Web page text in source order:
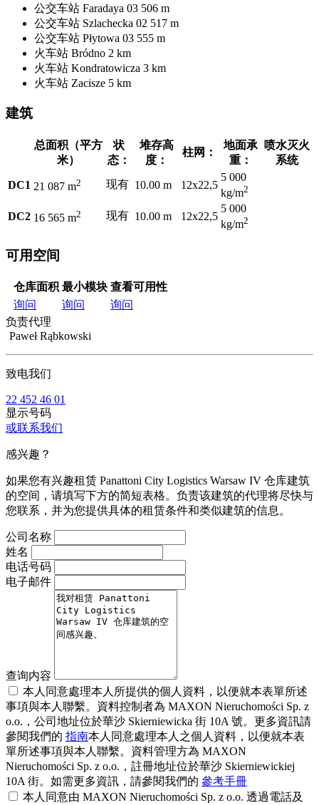
公交车站 Faradaya 03 506 m
公交车站 Szlachecka 02 517 m
公交车站 Płytowa 03 555 m
火车站 Bródno 2 km
火车站 Kondratowicza 3 km
火车站 Zacisze 5 km
建筑
总面积（平方
米）
状
态：
堆存高
度：
柱网：
地面承
重：
喷水灭火
系统
DC1 21 087 m2 现有 10.00 m 12x22,5
5 000
kg/m2
DC2 16 565 m2 现有 10.00 m 12x22,5
5 000
kg/m2
可用空间
仓库面积 最小模块 查看可用性
询问
询问
询问
负责代理
Paweł Rąbkowski
致电我们
22 452 46 01
显示号码
或联系我们
感兴趣？
如果您有兴趣租赁 Panattoni City Logistics Warsaw IV 仓库建筑
的空间，请填写下方的简短表格。负责该建筑的代理将尽快与
您联系，并为您提供具体的租赁条件和类似建筑的信息。
公司名称
姓名
电话号码
电子邮件
查询内容
本人同意處理本人所提供的個人資料，以便就本表單所述
事項與本人聯繫。資料控制者為 MAXON Nieruchomości Sp. z
o.o.，公司地址位於華沙 Skierniewicka 街 10A 號。更多資訊請
參閱我們的 指南本人同意處理本人之個人資料，以便就本表
單所述事項與本人聯繫。資料管理方為 MAXON
Nieruchomości Sp. z o.o.，註冊地址位於華沙 Skierniewickiej
10A 街。如需更多資訊，請參閱我們的 參考手冊
本人同意由 MAXON Nieruchomości Sp. z o.o. 透過電話及